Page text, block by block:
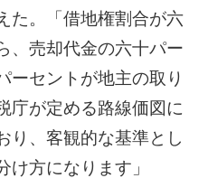
た。「借地権割合が六
、売却代金の六十パー
ーセントが地主の取り
庁が定める路線価図に
り、客観的な基準とし
け方になります」